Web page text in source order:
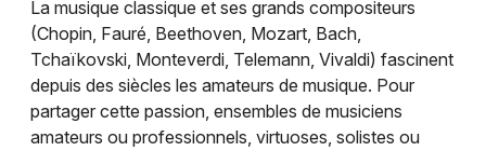
La musique classique et ses grands compositeurs
(Chopin, Fauré, Beethoven, Mozart, Bach,
Tchaïkovski, Monteverdi, Telemann, Vivaldi) fascinent
depuis des siècles les amateurs de musique. Pour
partager cette passion, ensembles de musiciens
amateurs ou professionnels, virtuoses, solistes ou